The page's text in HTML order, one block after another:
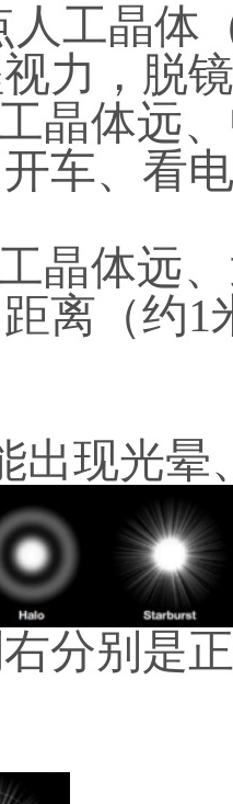
人工晶体
力，脱
晶体远
车、看
晶体远
离（约1
出现光
分别是